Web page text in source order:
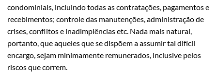
condominiais, incluindo todas as contratações, pagamentos e
recebimentos; controle das manutenções, administração de
crises, conflitos e inadimplências etc. Nada mais natural,
portanto, que aqueles que se dispõem a assumir tal difícil
encargo, sejam minimamente remunerados, inclusive pelos
riscos que correm.